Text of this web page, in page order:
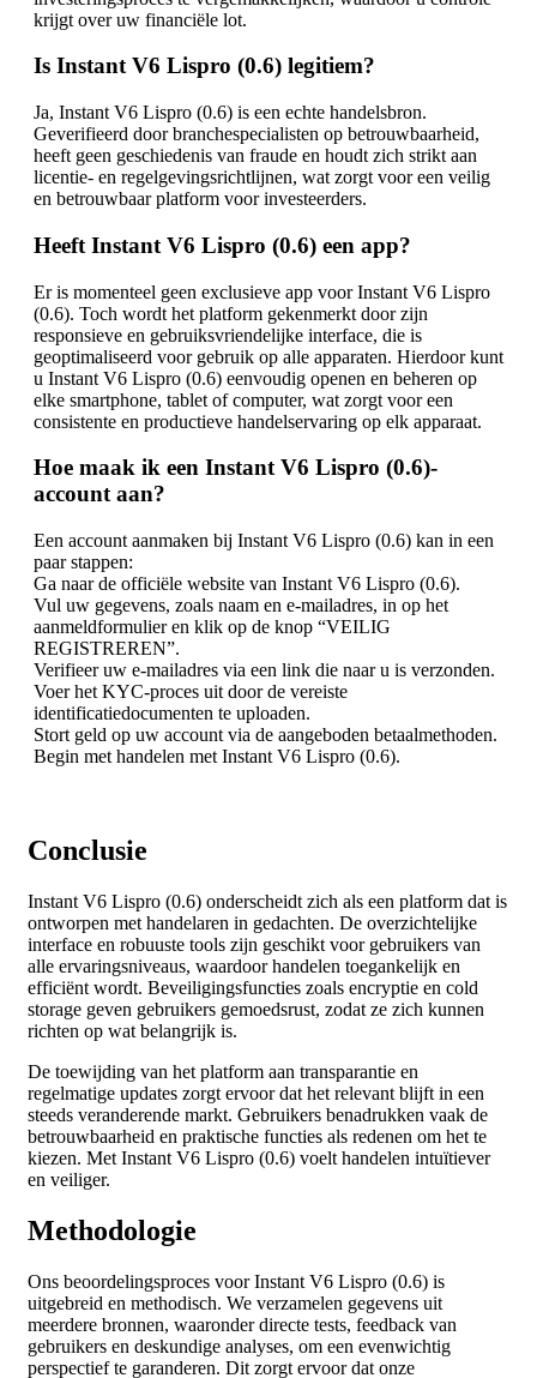
krijgt over uw financiële lot.
Is Instant V6 Lispro (0.6) legitiem?
Ja, Instant V6 Lispro (0.6) is een echte handelsbron.
Geverifieerd door branchespecialisten op betrouwbaarheid,
heeft geen geschiedenis van fraude en houdt zich strikt aan
licentie- en regelgevingsrichtlijnen, wat zorgt voor een veilig
en betrouwbaar platform voor investeerders.
Heeft Instant V6 Lispro (0.6) een app?
Er is momenteel geen exclusieve app voor Instant V6 Lispro
(0.6). Toch wordt het platform gekenmerkt door zijn
responsieve en gebruiksvriendelijke interface, die is
geoptimaliseerd voor gebruik op alle apparaten. Hierdoor kunt
u Instant V6 Lispro (0.6) eenvoudig openen en beheren op
elke smartphone, tablet of computer, wat zorgt voor een
consistente en productieve handelservaring op elk apparaat.
Hoe maak ik een Instant V6 Lispro (0.6)-
account aan?
Een account aanmaken bij Instant V6 Lispro (0.6) kan in een
paar stappen:
Ga naar de officiële website van Instant V6 Lispro (0.6).
Vul uw gegevens, zoals naam en e-mailadres, in op het
aanmeldformulier en klik op de knop “VEILIG
REGISTREREN”.
Verifieer uw e-mailadres via een link die naar u is verzonden.
Voer het KYC-proces uit door de vereiste
identificatiedocumenten te uploaden.
Stort geld op uw account via de aangeboden betaalmethoden.
Begin met handelen met Instant V6 Lispro (0.6).
Conclusie
Instant V6 Lispro (0.6) onderscheidt zich als een platform dat is
ontworpen met handelaren in gedachten. De overzichtelijke
interface en robuuste tools zijn geschikt voor gebruikers van
alle ervaringsniveaus, waardoor handelen toegankelijk en
efficiënt wordt. Beveiligingsfuncties zoals encryptie en cold
storage geven gebruikers gemoedsrust, zodat ze zich kunnen
richten op wat belangrijk is.
De toewijding van het platform aan transparantie en
regelmatige updates zorgt ervoor dat het relevant blijft in een
steeds veranderende markt. Gebruikers benadrukken vaak de
betrouwbaarheid en praktische functies als redenen om het te
kiezen. Met Instant V6 Lispro (0.6) voelt handelen intuïtiever
en veiliger.
Methodologie
Ons beoordelingsproces voor Instant V6 Lispro (0.6) is
uitgebreid en methodisch. We verzamelen gegevens uit
meerdere bronnen, waaronder directe tests, feedback van
gebruikers en deskundige analyses, om een evenwichtig
perspectief te garanderen. Dit zorgt ervoor dat onze